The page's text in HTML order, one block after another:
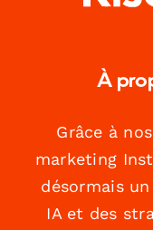
À
Grâce à
marketing
désormais
IA et des